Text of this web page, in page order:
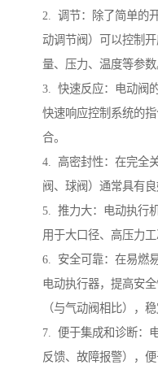
2. 调节：除了简单的
动调节阀）可以控制
量、压力、温度等参数
3. 快速反应：电动阀
快速响应控制系统的
合。
4. 高密封性：在完全
阀、球阀）通常具有
5. 推力大：电动执行
用于大口径、高压力工
6. 安全可靠：在易燃
电动执行器，提高安
（与气动阀相比），稳
7. 便于集成和诊断：
反馈、故障报警），